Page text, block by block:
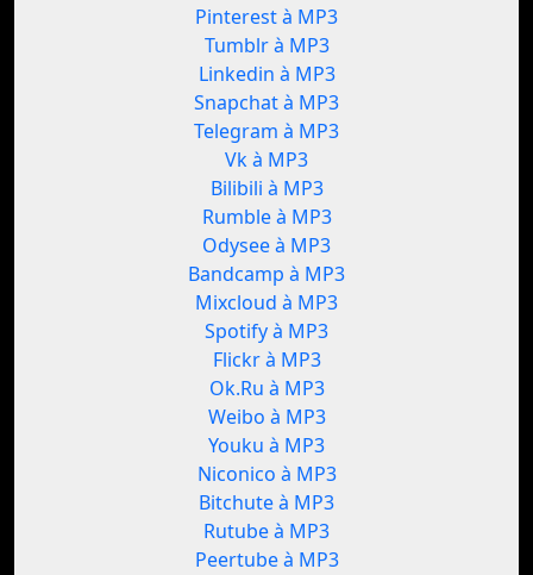
Pinterest à MP3
Tumblr à MP3
Linkedin à MP3
Snapchat à MP3
Telegram à MP3
Vk à MP3
Bilibili à MP3
Rumble à MP3
Odysee à MP3
Bandcamp à MP3
Mixcloud à MP3
Spotify à MP3
Flickr à MP3
Ok.Ru à MP3
Weibo à MP3
Youku à MP3
Niconico à MP3
Bitchute à MP3
Rutube à MP3
Peertube à MP3